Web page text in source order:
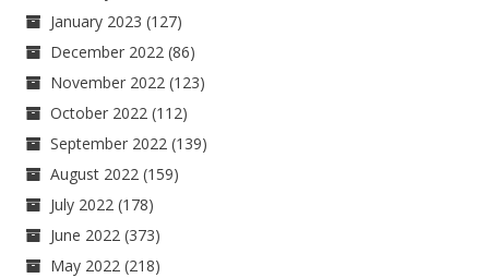
January 2023 (127)
December 2022 (86)
November 2022 (123)
October 2022 (112)
September 2022 (139)
August 2022 (159)
July 2022 (178)
June 2022 (373)
May 2022 (218)